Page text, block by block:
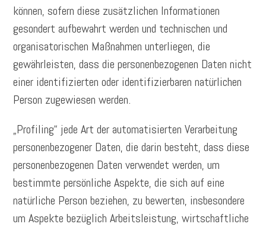
können, sofern diese zusätzlichen Informationen
gesondert aufbewahrt werden und technischen und
organisatorischen Maßnahmen unterliegen, die
gewährleisten, dass die personenbezogenen Daten nicht
einer identifizierten oder identifizierbaren natürlichen
Person zugewiesen werden.
„Profiling“ jede Art der automatisierten Verarbeitung
personenbezogener Daten, die darin besteht, dass diese
personenbezogenen Daten verwendet werden, um
bestimmte persönliche Aspekte, die sich auf eine
natürliche Person beziehen, zu bewerten, insbesondere
um Aspekte bezüglich Arbeitsleistung, wirtschaftliche